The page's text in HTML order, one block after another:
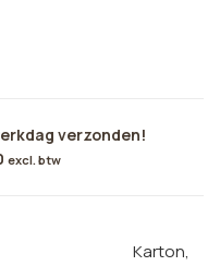
verzonden!
excl. btw
Karton,